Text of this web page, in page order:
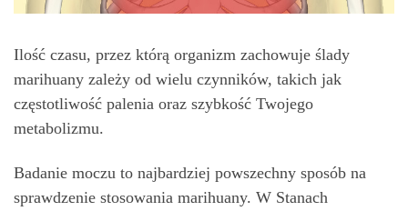
Ilość czasu, przez którą organizm zachowuje ślady
marihuany zależy od wielu czynników, takich jak
częstotliwość palenia oraz szybkość Twojego
metabolizmu.
Badanie moczu to najbardziej powszechny sposób na
sprawdzenie stosowania marihuany. W Stanach